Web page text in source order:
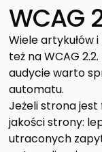
WCAG
Wiele artykułów
też na WCAG
audycie warto
automatu.
Jeżeli strona
jakości strony:
utraconych